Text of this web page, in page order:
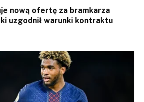
nową ofertę za bramkarza
uzgodnił warunki kontraktu